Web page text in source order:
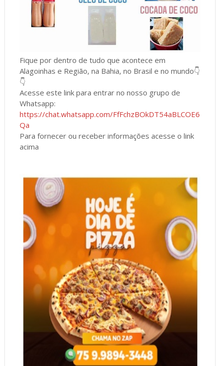
Fique por dentro de tudo que acontece em
Alagoinhas e Região, na Bahia, no Brasil e no mundo👇
👇
Acesse este link para entrar no nosso grupo de
Whatsapp:
https://chat.whatsapp.com/FfFchzBOkDT54aBLCOE6
Qa
Para fornecer ou receber informações acesse o link
acima